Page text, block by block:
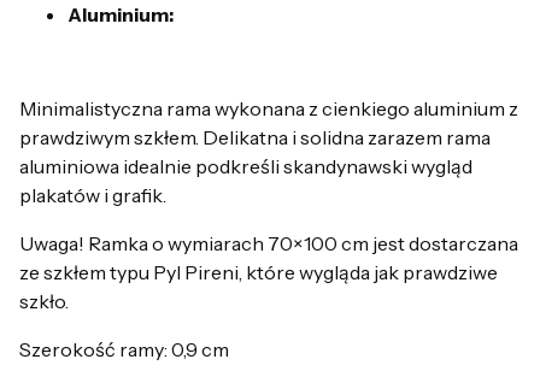
Aluminium:
Minimalistyczna rama wykonana z cienkiego aluminium z
prawdziwym szkłem. Delikatna i solidna zarazem rama
aluminiowa idealnie podkreśli skandynawski wygląd
plakatów i grafik.
Uwaga! Ramka o wymiarach 70×100 cm jest dostarczana
ze szkłem typu Pyl Pireni, które wygląda jak prawdziwe
szkło.
Szerokość ramy: 0,9 cm